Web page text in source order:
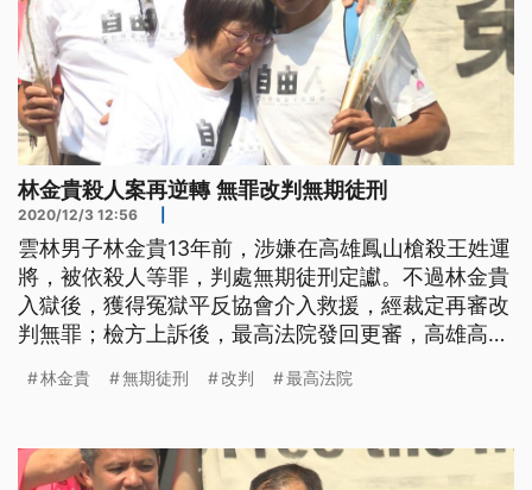
林金貴殺人案再逆轉 無罪改判無期徒刑
2020/12/3 12:56
雲林男子林金貴13年前，涉嫌在高雄鳳山槍殺王姓運
將，被依殺人等罪，判處無期徒刑定讞。不過林金貴
入獄後，獲得冤獄平反協會介入救援，經裁定再審改
判無罪；檢方上訴後，最高法院發回更審，高雄高分
從未涉案，被囚3116天才重獲自由。不過，檢方提上
12月假釋出獄後有蓄髮，恐跟大頭照模樣明顯不同，
且林金貴羈押時的獄友有證
林金貴 無期徒刑 改判 最高法院